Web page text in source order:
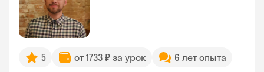
5 от 1733 ₽ за урок 6 лет опыта